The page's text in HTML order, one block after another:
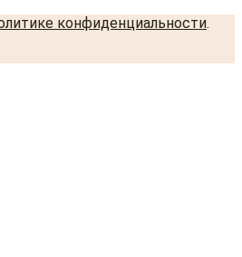
конфиденциальности.